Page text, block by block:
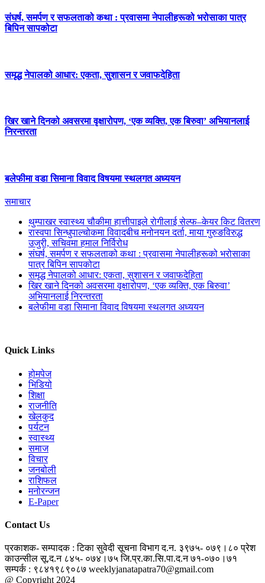
संघर्ष, समर्पण र सफलताको कथा : प्रवासमा नेपालीहरूको भरोसाका पात्र
बिपिन सापकोटा
समृद्ध नेपालको आधार: एकता, सुशासन र जवाफदेहिता
खिर खाने दिनको अवसरमा वृक्षारोपण, ‘एक व्यक्ति, एक बिरुवा’ अभियानलाई
निरन्तरता
बलेफीमा वडा सिमाना विवाद विषयमा स्थलगत अध्ययन
समाचार
थुम्पाखर स्वास्थ्य चौकीमा हात्तीपाइले रोगीलाई सेल्फ–केयर किट वितरण
रास्वपा सिन्धुपाल्चोकमा विवादबीच मनोनयन दर्ता, माया गुरुङविरुद्ध
उजुरी, सचिवमा हमाल निर्विरोध
संघर्ष, समर्पण र सफलताको कथा : प्रवासमा नेपालीहरूको भरोसाका
पात्र बिपिन सापकोटा
समृद्ध नेपालको आधार: एकता, सुशासन र जवाफदेहिता
खिर खाने दिनको अवसरमा वृक्षारोपण, ‘एक व्यक्ति, एक बिरुवा’
अभियानलाई निरन्तरता
बलेफीमा वडा सिमाना विवाद विषयमा स्थलगत अध्ययन
Quick Links
होमपेज
भिडियो
शिक्षा
राजनीति
खेलकुद
पर्यटन
स्वास्थ्य
समाज
विचार
जनबोली
राशिफल
मनोरन्जन
E-Paper
Contact Us
प्रकाशक- सम्पादक : टिका सुवेदी सूचना विभाग द.न. ३९७५- ०७९।८० प्रेश
काउन्सील सू.द.न ८४५- ०७४।७५ जि.प्र.का.सि.पा.द.न ७१-०७०।७१
सम्पर्क : ९८४१९८९०८७ weeklyjanatapatra70@gmail.com
@ Copyright 2024